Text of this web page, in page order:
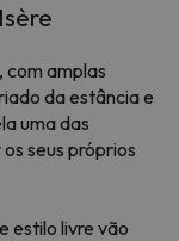
com amplas
da estância e
uma das
seus próprios
estilo livre vão